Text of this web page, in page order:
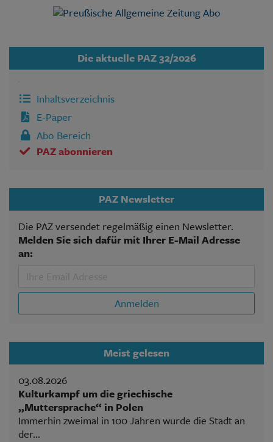
Die aktuelle PAZ 32/2026
Inhaltsverzeichnis
E-Paper
Abo Bereich
PAZ abonnieren
PAZ Newsletter
Die PAZ versendet regelmäßig einen Newsletter.
Melden Sie sich dafür mit Ihrer E-Mail Adresse
an:
Anmelden
Meist gelesen
03.08.2026
Kulturkampf um die griechische
„Muttersprache“ in Polen
Immerhin zweimal in 100 Jahren wurde die Stadt an
der...